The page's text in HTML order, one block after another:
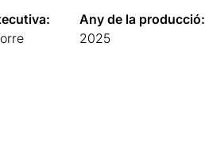
Any de la producció:
2025